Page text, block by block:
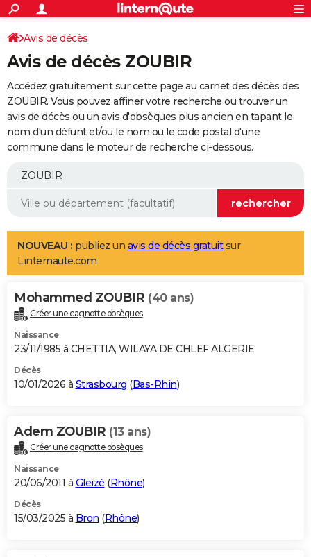
ACTUALITÉS
Politique
Société
Faits Divers
Education
Monde
Villes
+
SPORT
Coupe du monde 2026
Football
Tennis
Cyclisme
Rugby
Forum
Programme TV
TNT
Streaming
Cinéma
Sorties cinéma
Musique
+
FINANCE
Retraite
Epargne
Immobilier
Risques naturels par ville
Banque
Assurance
AUTO
Essais
Réserver un essai
Citadines
Berlines
SUV
Forum auto
+
Mobiles
Meilleur smartphone
Internet
Ordinateurs
Jeux vidéo
Guide high-tech
Aménagement intérieur
LIFESTYLE
Art de vivre
Bien-être
Loisirs
Mode
Modes de vie
Alimentation
Guide de la santé
Maladies
Médicaments
Sommeil
VOYAGE
Destinations
City break
Voyage nature
Voyage de noces
Forum
Climat
+PHOTO
GUIDES D'ACHAT
BONS PLANS
Carte de Noël
Carte Bonne année
Carte Saint-Valentin
Carte Pâques
Carte d'anniversaire
DICTIONNAIRE
Dictionnaire
Biographies
Citations
Expressions
Proverbes
PROGRAMME TV
S'inscrire
Se connecter
Lycées
Collèges
Primaires
Universités
Entreprises
Service militaire
Avis de recherche
AVIS DE DÉCÈS
Avis de décès
Avis de décès ZOUBIR
Accédez gratuitement sur cette page au carnet des décès des
ZOUBIR. Vous pouvez affiner votre recherche ou trouver un
avis de décès ou un avis d'obsèques plus ancien en tapant le
nom d'un défunt et/ou le nom ou le code postal d'une
commune dans le moteur de recherche ci-dessous.
NOUVEAU : publiez un avis de décès gratuitsur
Linternaute.com
Mohammed ZOUBIR (40 ans)
Créer une cagnotte obsèques
Naissance
23/11/1985 à CHETTIA, WILAYA DE CHLEF ALGERIE
Décès
10/01/2026 à Strasbourg (Bas-Rhin)
Adem ZOUBIR (13 ans)
Créer une cagnotte obsèques
Naissance
20/06/2011 à Gleizé (Rhône)
Décès
15/03/2025 à Bron (Rhône)